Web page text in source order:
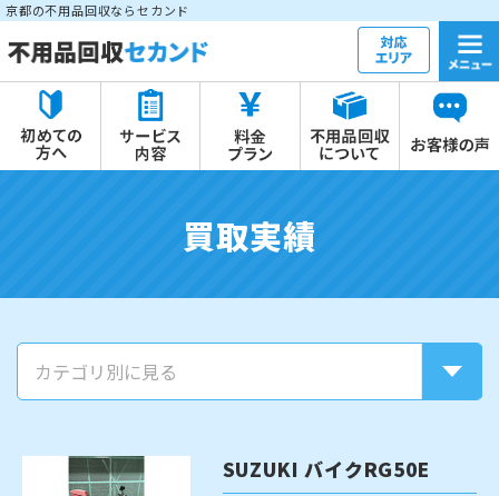
京都の不用品回収ならセカンド
買取実績
SUZUKI バイクRG50E